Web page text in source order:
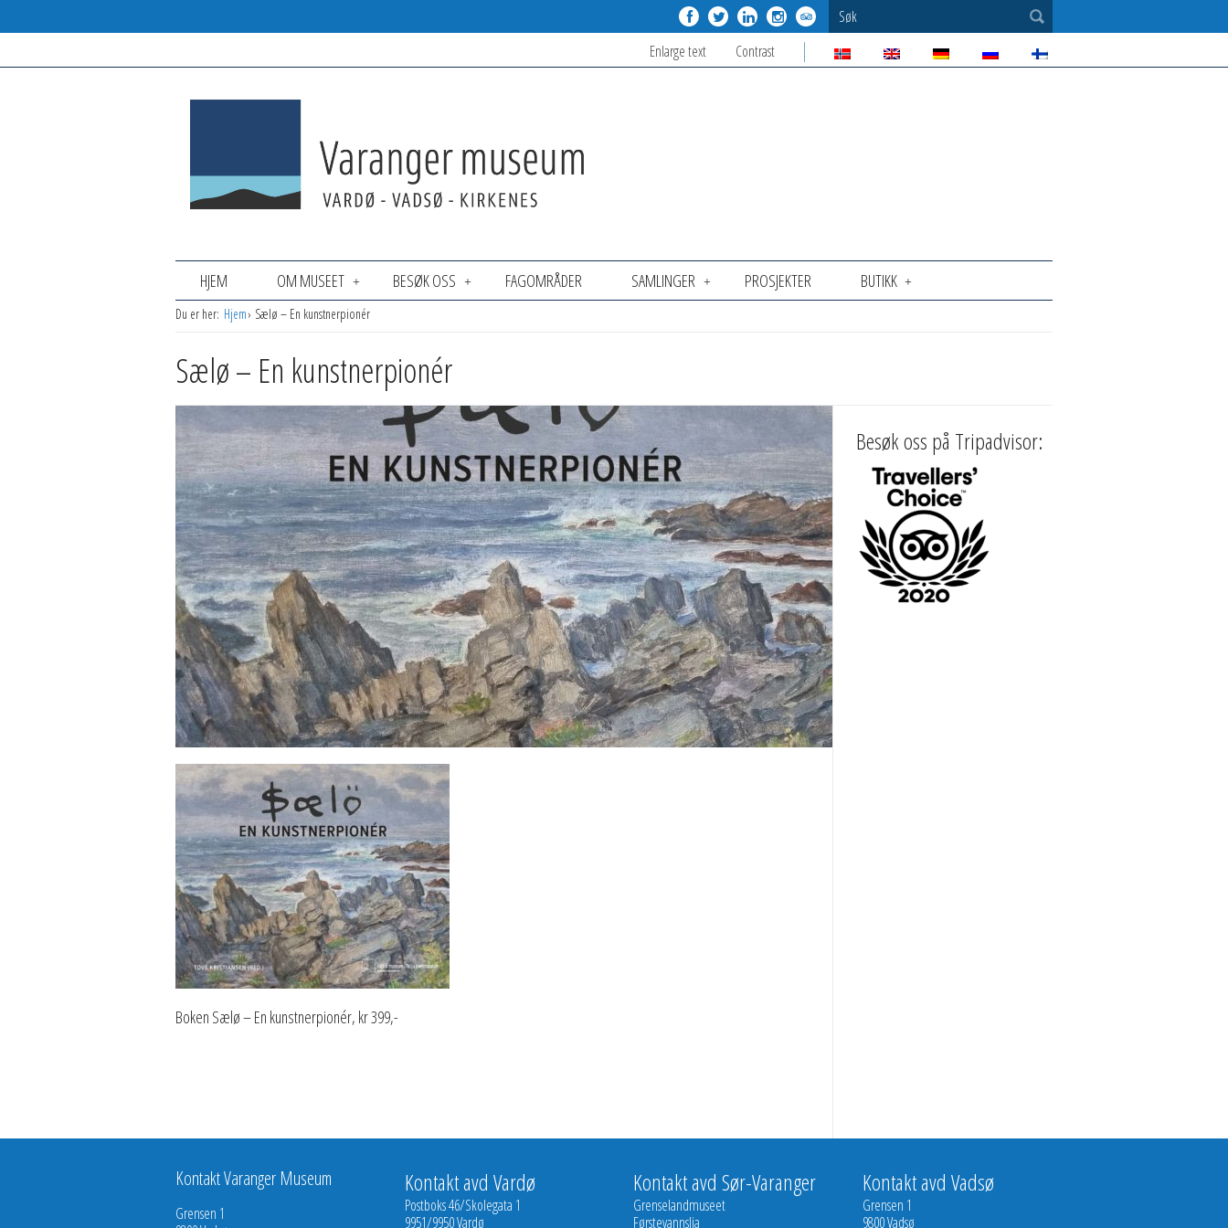
Enlarge text Contrast
HJEM OM MUSEET BESØK OSS FAGOMRÅDER SAMLINGER PROSJEKTER BUTIKK
Søk
Du er her: Hjem Sælø – En kunstnerpionér
Sælø – En kunstnerpionér
Boken Sælø – En kunstnerpionér, kr 399,-
Besøk oss på Tripadvisor:
Kontakt Varanger Museum
Grensen 1
Kontakt avd Vardø
Postboks 46/Skolegata 1
9951/9950 Vardø
Kontakt avd Sør-Varanger
Grenselandmuseet
Førstevannslia
Kontakt avd Vadsø
Grensen 1
9800 Vadsø